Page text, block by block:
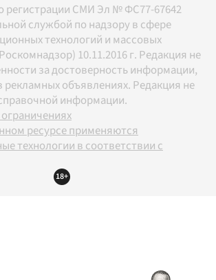
регистрации СМИ Эл № ФС77-67642
службой по надзору в сфере
технологий и массовых
10.11.2016 г. Редакция не
за достоверность информации,
объявлениях. Редакция не
информации.
ресурсе применяются
технологии в соответствии с
18+